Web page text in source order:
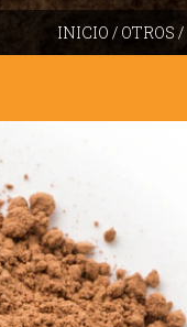
INICIO / OTROS /